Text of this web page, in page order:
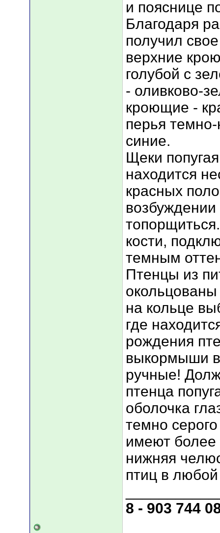
и пояснице
Благодаря
получил
верхние
голубой с
- оливково-
кроющие -
перья
синие.
Щеки
находится
красных
кости,
темным
Птенцы из
на кольце
где
рождения
выкормыши
ручные!
птенца
оболочка
темно
имеют более
нижняя
птиц в
8 - 903 744